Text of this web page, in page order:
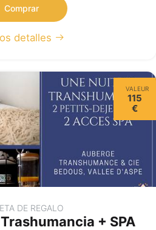
Comprar
detalles
VALEUR
115
€
DE REGALO
+ SPA